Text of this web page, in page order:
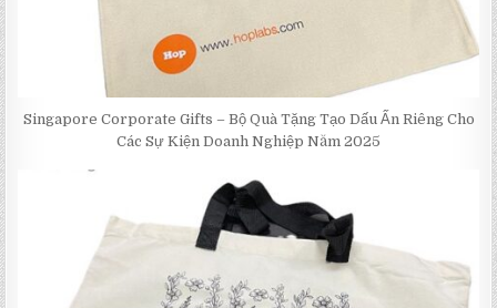
Singapore Corporate Gifts – Bộ Quà Tặng Tạo Dấu Ấn Riêng Cho
Các Sự Kiện Doanh Nghiệp Năm 2025